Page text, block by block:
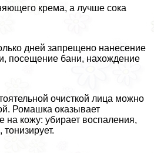
крема, а лучше сока
дней запрещено нанесение
посещение бани, нахождение
очисткой лица можно
Ромашка оказывает
на кожу: убирает воспаления,